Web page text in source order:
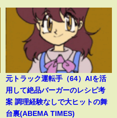
元トラック運転手（64）AIを活
用して絶品バーガーのレシピ考
案 調理経験なしで大ヒットの舞
台裏(ABEMA TIMES)